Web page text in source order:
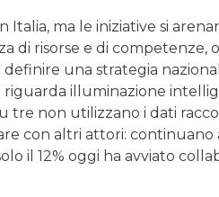
ma le iniziative si
di risorse e di
una strategia
illuminazione
tre non utilizzano i dati
con altri attori:
il 12% oggi ha avviato